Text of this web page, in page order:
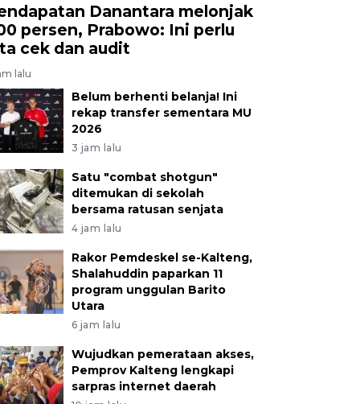
Danantara melonjak
persen, Prabowo: Ini perlu
cek dan audit
lalu
Belum berhenti belanja! Ini
rekap transfer sementara MU
2026
3 jam lalu
Satu "combat shotgun"
ditemukan di sekolah
bersama ratusan senjata
4 jam lalu
Rakor Pemdeskel se-Kalteng,
Shalahuddin paparkan 11
program unggulan Barito
Utara
6 jam lalu
Wujudkan pemerataan akses,
Pemprov Kalteng lengkapi
sarpras internet daerah